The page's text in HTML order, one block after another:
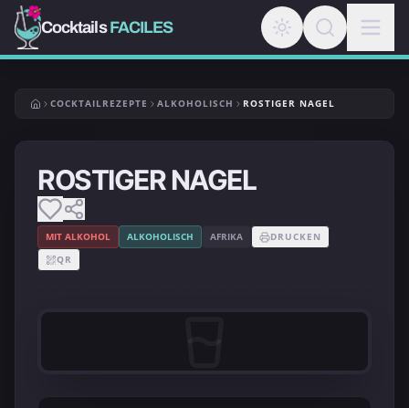
CocktailsFACILES
COCKTAILREZEPTE ALKOHOLISCH ROSTIGER NAGEL
ROSTIGER NAGEL
MIT ALKOHOL ALKOHOLISCH AFRIKA
DRUCKEN
QR